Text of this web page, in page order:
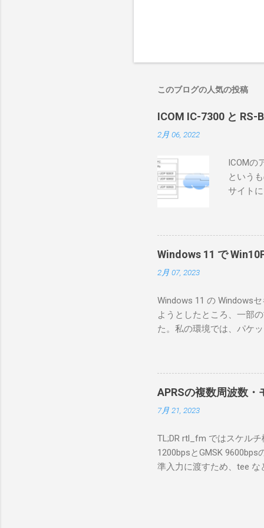
このブログの人気の投稿
ICOM IC-7300 と RS-
2月 06, 2022
ICOMの
という
サイト
ろうと
で、ハ
RS-
が持っ
が少な
にある
を行う
私の理
ている
る。
をUDP
信する
50003
BA1
Windows 11 で
2月 07, 2023
Windows 11 の Windows
ようとしたところ、一部
た。私の環境では、パケ
ンストールできなかった
ては pnputil というコマン
す。 Windows terminal
なファイルに、現在イン
上記のファイルから
バイダー名: Win10Pcap
08002be10318} ドライバ
Hardware Compatibility
APRSの複数周波数・
7月 21, 2023
TL;DR rtl_fm ではスケル
1200bpsとGMSK
準入力に渡すため、tee
f 431.04M -p 36 -s